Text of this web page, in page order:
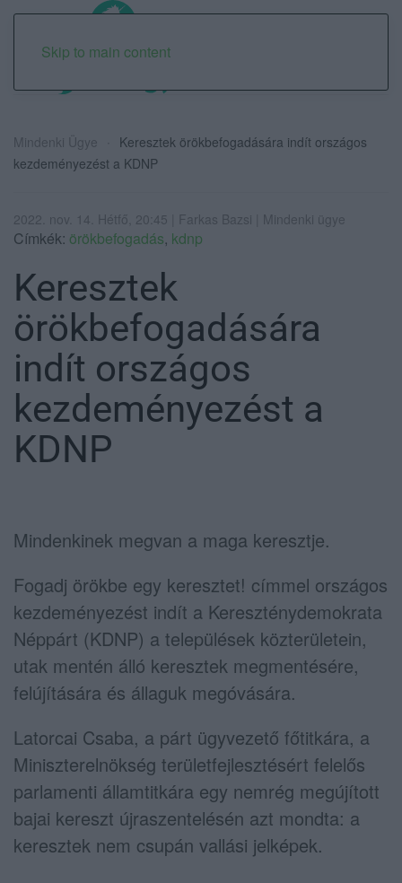
Skip to main content
Mindenki Ügye
Keresztek örökbefogadására indít országos
kezdeményezést a KDNP
2022. nov. 14. Hétfő, 20:45 | Farkas Bazsi | Mindenki ügye
Címkék: örökbefogadás, kdnp
Keresztek
örökbefogadására
indít országos
kezdeményezést a
KDNP
Mindenkinek megvan a maga keresztje.
Fogadj örökbe egy keresztet! címmel országos
kezdeményezést indít a Kereszténydemokrata
Néppárt (KDNP) a települések közterületein,
utak mentén álló keresztek megmentésére,
felújítására és állaguk megóvására.
Latorcai Csaba, a párt ügyvezető főtitkára, a
Miniszterelnökség területfejlesztésért felelős
parlamenti államtitkára egy nemrég megújított
bajai kereszt újraszentelésén azt mondta: a
keresztek nem csupán vallási jelképek.